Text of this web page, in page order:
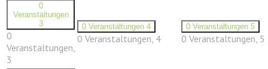
0
Veranstaltungen
3
0
Veranstaltungen,
3
0 Veranstaltungen 4
0 Veranstaltungen, 4
0 Veranstaltungen 5
0 Veranstaltungen, 5